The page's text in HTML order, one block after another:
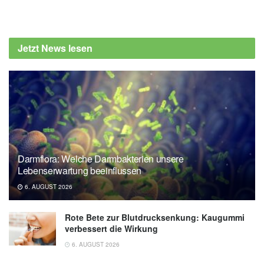
Key, Ruth C. Travis : Adiposity and risk of
prostate cancer death: a prospective
of published studies; in: BMC Medicine
(veröffentlicht 05.05.2022),
BMC Medicine
European Association for the Study of
Obesity: Obesity associated with a higher
risk of fatal prostate cancer, biggest study
of its kind finds (veröffentlicht 04.05.2022),
European Association for the Study of
Obesity
Jetzt News lesen
Darmflora: Welche Darmbakterien unsere
Lebenserwartung beeinflussen
6. AUGUST 2026
Rote Bete zur Blutdrucksenkung: Kaugummi
verbessert die Wirkung
6. AUGUST 2026